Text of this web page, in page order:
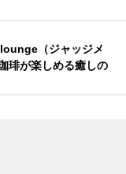
（ジャッジメ
琲が楽しめる癒しの